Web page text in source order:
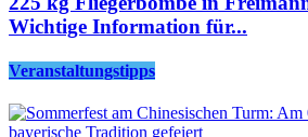
Wichtige Information für...
Veranstaltungstipps